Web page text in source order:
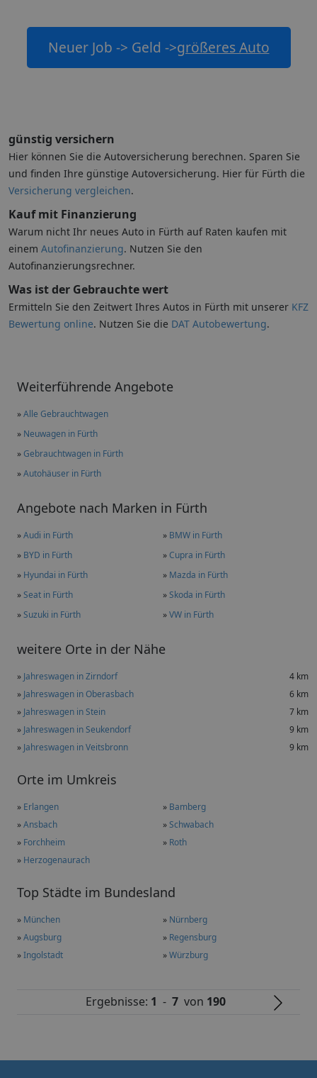
Weiterführende Angebote
»Alle Gebrauchtwagen
» Neuwagen in Fürth
»Gebrauchtwagen in Fürth
»Autohäuser in Fürth
Angebote nach Marken in Fürth
»Audi in Fürth » BMW in Fürth
» BYD in Fürth »Cupra in Fürth
» Hyundai in Fürth » Mazda in Fürth
»Seat in Fürth »Skoda in Fürth
»Suzuki in Fürth »VW in Fürth
weitere Orte in der Nähe
» Jahreswagen in Zirndorf
4 km
» Jahreswagen in Oberasbach
6 km
» Jahreswagen in Stein
7 km
» Jahreswagen in Seukendorf
9 km
» Jahreswagen in Veitsbronn 9 km
Orte im Umkreis
» Erlangen » Bamberg
»Ansbach »Schwabach
» Forchheim » Roth
» Herzogenaurach
Top Städte im Bundesland
» München » Nürnberg
»Augsburg » Regensburg
»Ingolstadt »Würzburg
Neuer Job -> Geld ->größeres Auto
günstig versichern
Hier können Sie die Autoversicherung berechnen. Sparen Sie
und finden Ihre günstige Autoversicherung. Hier für Fürth die
Versicherung vergleichen.
Kauf mit Finanzierung
Warum nicht Ihr neues Auto in Fürth auf Raten kaufen mit
einem Autofinanzierung. Nutzen Sie den
Autofinanzierungsrechner.
Was ist der Gebrauchte wert
Ermitteln Sie den Zeitwert Ihres Autos in Fürth mit unserer KFZ
Bewertung online. Nutzen Sie die DAT Autobewertung.
Ergebnisse: 1 - 7von 190